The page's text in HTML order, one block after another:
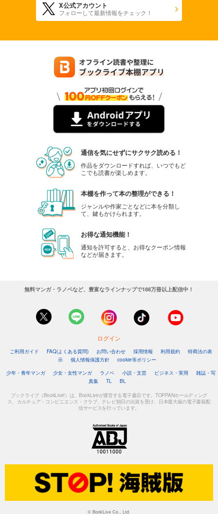
X公式アカウント
フォローして最新情報をチェック！
通信を気にせずにサクサク読める！
作品をダウンロードすれば、いつでもど
こでも読書が楽しめます。
本棚を作って本の整理ができる！
ジャンルや作家ごとなどに本を分類し
て、鍵もかけられます。
お得な通知機能！
通知を許可すると、お得なクーポン情報
などが届きます。
無料マンガ・ラノベなど、豊富なラインナップで188万冊以上配信中！
ログイン
ご利用ガイド FAQ(よくある質問) お問い合わせ 採用情報 利用規約
特商法の表
示
個人情報保護方針
cookie等ポリシー
少年・青年マンガ
少女・女性マンガ ラノベ 小説・文芸 ビジネス・実用
雑誌・写
真集
TL BL
ブックライブ（BookLive!）は、BookLiveが運営する電子書店です。TOPPANホールディング
ス、カルチュア・コンビニエンス・クラブ、テレビ朝日の出資を受け、日本最大級の電子書籍配
信サービスを行っています。
© BookLive Co., Ltd.